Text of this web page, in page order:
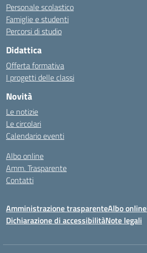
Personale scolastico
Famiglie e studenti
Percorsi di studio
Didattica
Offerta formativa
I progetti delle classi
Novità
Le notizie
Le circolari
Calendario eventi
Albo online
Amm. Trasparente
Contatti
Amministrazione trasparenteAlbo online
Dichiarazione di accessibilitàNote legali